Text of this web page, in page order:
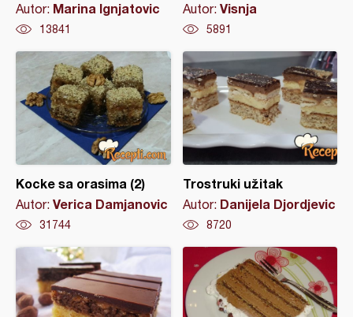
Autor: Marina Ignjatovic
13841
Autor: Visnja
5891
Kocke sa orasima (2)
Autor: Verica Damjanovic
31744
Trostruki užitak
Autor: Danijela Djordjevic
8720